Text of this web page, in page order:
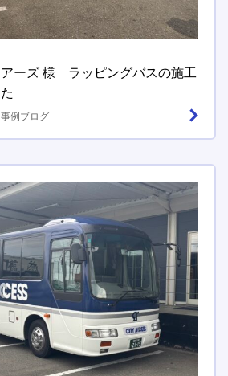
ーズ 様 ラッピングバスの施工
例ブログ